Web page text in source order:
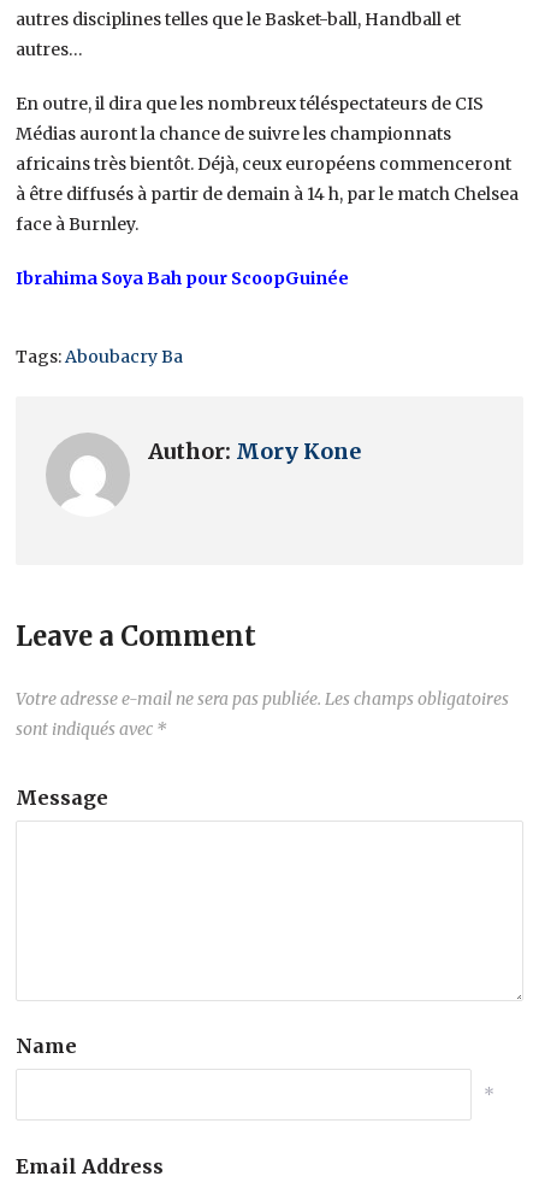
autres disciplines telles que le Basket-ball, Handball et
autres…
En outre, il dira que les nombreux téléspectateurs de CIS
Médias auront la chance de suivre les championnats
africains très bientôt. Déjà, ceux européens commenceront
à être diffusés à partir de demain à 14 h, par le match Chelsea
face à Burnley.
Ibrahima Soya Bah pour ScoopGuinée
Tags: Aboubacry Ba
Author: Mory Kone
Leave a Comment
Votre adresse e-mail ne sera pas publiée. Les champs obligatoires
sont indiqués avec *
Message
Name
*
Email Address